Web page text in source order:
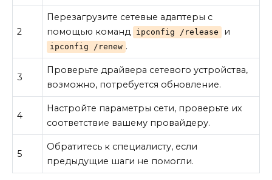
2
Перезагрузите сетевые адаптеры с
помощью команд
ipconfig /release и
ipconfig /renew .
3
Проверьте драйвера сетевого устройства,
возможно, потребуется обновление.
4
Настройте параметры сети, проверьте их
соответствие вашему провайдеру.
5
Обратитесь к специалисту, если
предыдущие шаги не помогли.